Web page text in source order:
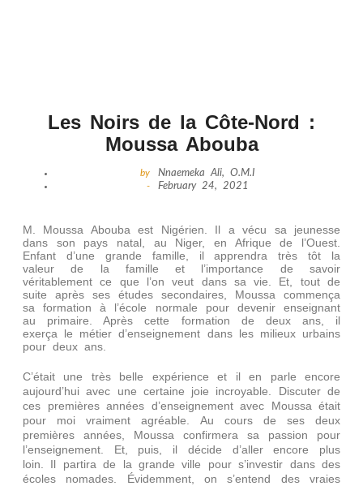
Les Noirs de la Côte-Nord :
Moussa Abouba
by Nnaemeka Ali, O.M.I
- February 24, 2021
M. Moussa Abouba est Nigérien. Il a vécu sa jeunesse
dans son pays natal, au Niger, en Afrique de l’Ouest.
Enfant d’une grande famille, il apprendra très tôt la
valeur de la famille et l’importance de savoir
véritablement ce que l’on veut dans sa vie. Et, tout de
suite après ses études secondaires, Moussa commença
sa formation à l’école normale pour devenir enseignant
au primaire. Après cette formation de deux ans, il
exerça le métier d’enseignement dans les milieux urbains
pour deux ans.
C’était une très belle expérience et il en parle encore
aujourd’hui avec une certaine joie incroyable. Discuter de
ces premières années d’enseignement avec Moussa était
pour moi vraiment agréable. Au cours de ses deux
premières années, Moussa confirmera sa passion pour
l’enseignement. Et, puis, il décide d’aller encore plus
loin. Il partira de la grande ville pour s’investir dans des
écoles nomades. Évidemment, on s’entend des vraies